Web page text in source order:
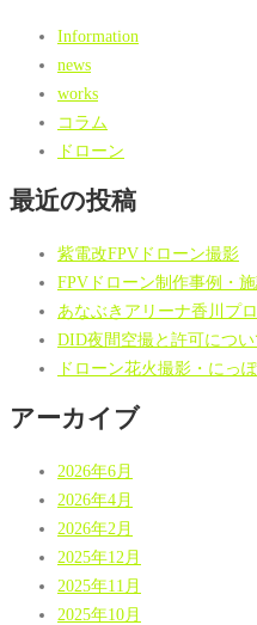
Information
news
works
コラム
ドローン
最近の投稿
紫電改FPVドローン撮影
FPVドローン制作事例・
あなぶきアリーナ香川プ
DID夜間空撮と許可につい
ドローン花火撮影・にっ
アーカイブ
2026年6月
2026年4月
2026年2月
2025年12月
2025年11月
2025年10月